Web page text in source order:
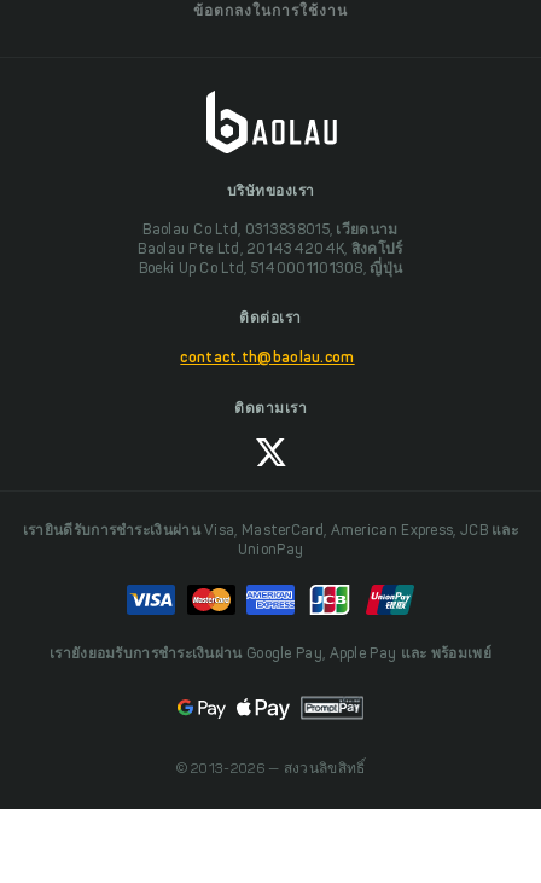
ข้อตกลงในการใช้งาน
บริษัทของเรา
Baolau Co Ltd, 0313838015, เวียดนาม
Baolau Pte Ltd, 201434204K, สิงคโปร์
Boeki Up Co Ltd, 5140001101308, ญี่ปุ่น
ติดต่อเรา
contact.th@baolau.com
ติดตามเรา
เรายินดีรับการชำระเงินผ่าน Visa, MasterCard, American Express, JCB และ
UnionPay
เรายังยอมรับการชำระเงินผ่าน Google Pay, Apple Pay และ พร้อมเพย์
© 2013-2026 — สงวนลิขสิทธิ์